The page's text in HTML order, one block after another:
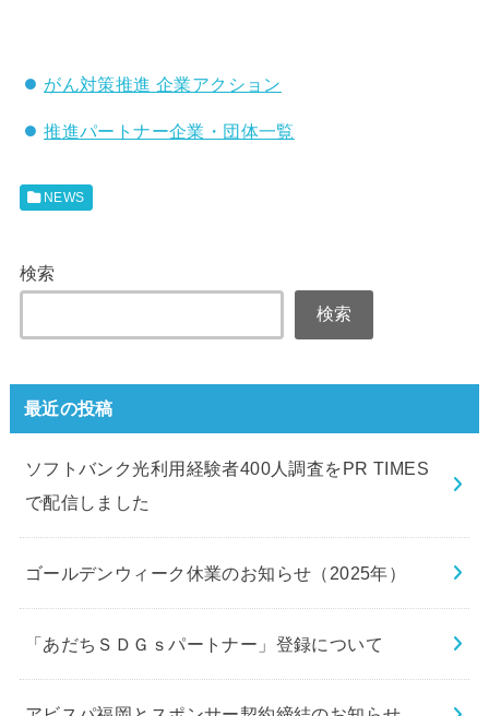
がん対策推進 企業アクション
推進パートナー企業・団体一覧
NEWS
検索
検索
最近の投稿
ソフトバンク光利用経験者400人調査をPR TIMES
で配信しました
ゴールデンウィーク休業のお知らせ（2025年）
「あだちＳＤＧｓパートナー」登録について